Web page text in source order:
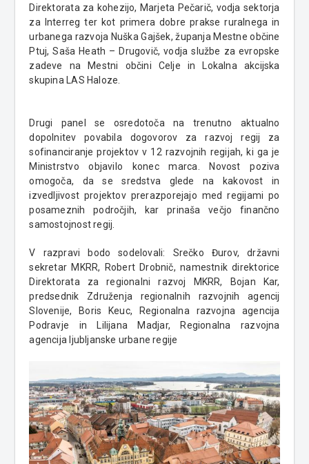
Direktorata za kohezijo, Marjeta Pečarič, vodja sektorja
za Interreg ter kot primera dobre prakse ruralnega in
urbanega razvoja Nuška Gajšek, županja Mestne občine
Ptuj, Saša Heath – Drugovič, vodja službe za evropske
zadeve na Mestni občini Celje in Lokalna akcijska
skupina LAS Haloze.
Drugi panel se osredotoča na trenutno aktualno
dopolnitev povabila dogovorov za razvoj regij za
sofinanciranje projektov v 12 razvojnih regijah, ki ga je
Ministrstvo objavilo konec marca. Novost poziva
omogoča, da se sredstva glede na kakovost in
izvedljivost projektov prerazporejajo med regijami po
posameznih področjih, kar prinaša večjo finančno
samostojnost regij.
V razpravi bodo sodelovali: Srečko Đurov, državni
sekretar MKRR, Robert Drobnič, namestnik direktorice
Direktorata za regionalni razvoj MKRR, Bojan Kar,
predsednik Združenja regionalnih razvojnih agencij
Slovenije, Boris Keuc, Regionalna razvojna agencija
Podravje in Lilijana Madjar, Regionalna razvojna
agencija ljubljanske urbane regije